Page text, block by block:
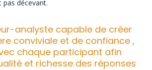
décevant.
analyste capable de créer
conviviale et de confiance ,
chaque participant afin
et richesse des réponses